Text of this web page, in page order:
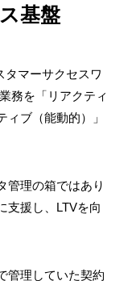
基盤
タマーサクセスワ
務を「リアクティ
ブ（能動的）」
管理の箱ではあり
支援し、LTVを向
管理していた契約